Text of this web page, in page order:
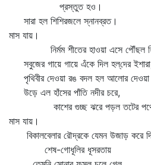
প্রস্তুত হও।
সারা হল শিশিরজলে স্নানব্রত।
মাস যায়।
নির্মম শীতের হাওয়া এসে পৌঁছল
সবুজের গায়ে গায়ে এঁকে দিল হল্‌দের
পৃথিবীর দেওয়া রঙ বদল হল আলোর দেওয়া
উড়ে এল হাঁসের পাঁতি নদীর চরে,
কাশের গুচ্ছ ঝরে পড়ল তটের পথে
মাস যায়।
বিকালবেলার রৌদ্রকে যেমন উজাড় করে
শেষ-গোধূলির ধূসরতায়